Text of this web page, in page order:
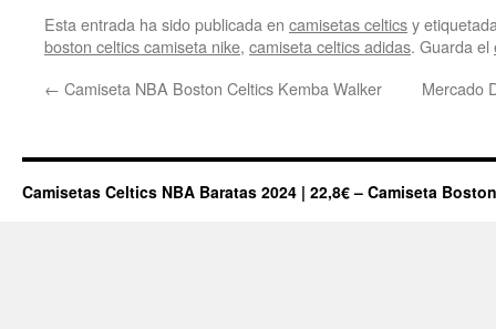
Esta entrada ha sido publicada en camisetas celticsy
boston celtics camiseta nike, camiseta celtics adidas. Guarda el
← Camiseta NBA Boston Celtics Kemba Walker Mercado
Camisetas Celtics NBA Baratas 2024 | 22,8€ – Camiseta